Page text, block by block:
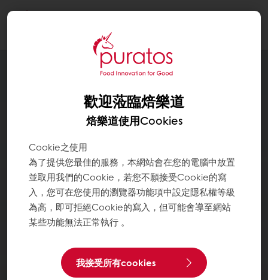
歡迎蒞臨焙樂道
焙樂道使用Cookies
Cookie之使用
為了提供您最佳的服務，本網站會在您的電腦中放置
並取用我們的Cookie，若您不願接受Cookie的寫
入，您可在您使用的瀏覽器功能項中設定隱私權等級
為高，即可拒絕Cookie的寫入，但可能會導至網站
某些功能無法正常執行 。
我接受所有cookies